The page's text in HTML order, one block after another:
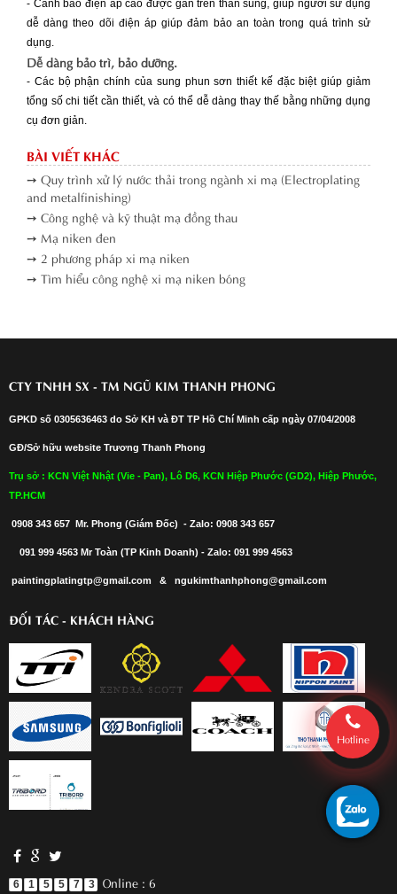
- Cảnh báo điện áp cao được gắn trên thân súng, giúp người sử dụng
dễ dàng theo dõi điện áp giúp đảm bảo an toàn trong quá trình sử
dụng.
Dễ dàng bảo trì, bảo dưỡng.
- Các bộ phận chính của sung phun sơn thiết kế đặc biệt giúp giảm
tổng số chi tiết cần thiết, và có thể dễ dàng thay thế bằng những dụng
cụ đơn giản.
BÀI VIẾT KHÁC
➙ Quy trình xử lý nước thải trong ngành xi mạ (Electroplating
and metalfinishing)
➙ Công nghệ và kỹ thuật mạ đồng thau
➙ Mạ niken đen
➙ 2 phương pháp xi mạ niken
➙ Tìm hiểu công nghệ xi mạ niken bóng
CTY TNHH SX - TM NGŨ KIM THANH PHONG
GPKD số 0305636463 do Sở KH và ĐT TP Hồ Chí Minh cấp ngày 07/04/2008
GĐ/Sở hữu website Trương Thanh Phong
Trụ sở : KCN Việt Nhật (Vie - Pan), Lô D6, KCN Hiệp Phước (GD2), Hiệp Phước,
TP.HCM
0908 343 657 Mr. Phong (Giám Đốc) - Zalo: 0908 343 657
091 999 4563 Mr Toàn (TP Kinh Doanh) - Zalo: 091 999 4563
paintingplatingtp@gmail.com & ngukimthanhphong@gmail.com
ĐỐI TÁC - KHÁCH HÀNG
6 1 5 5 7 3 Online : 6
Hotline